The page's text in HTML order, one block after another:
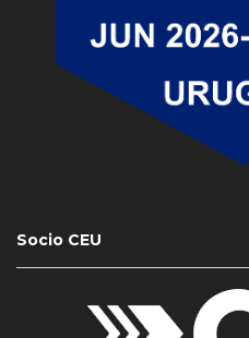
Socio CEU